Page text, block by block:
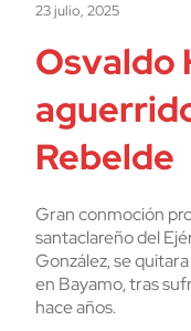
23 julio, 2025
Osvaldo
Rebelde
Gran conmoción
santaclareño del
González, se
en Bayamo, tras
hace años.